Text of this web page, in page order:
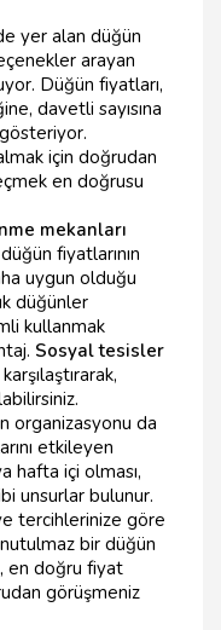
yer alan düğün
arayan
Düğün fiyatları,
davetli sayısına
için doğrudan
en doğrusu
mekanları
fiyatlarının
uygun olduğu
düğünler
kullanmak
Sosyal tesisler
organizasyonu da
etkileyen
hafta içi olması,
unsurlar bulunur.
tercihlerinize göre
bir düğün
en doğru fiyat
görüşmeniz